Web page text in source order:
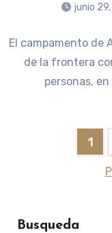
junio
El campamento de
de la frontera
personas,
1
Busqueda